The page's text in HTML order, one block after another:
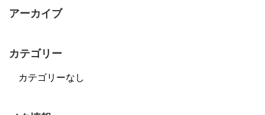
アーカイブ
カテゴリー
カテゴリーなし